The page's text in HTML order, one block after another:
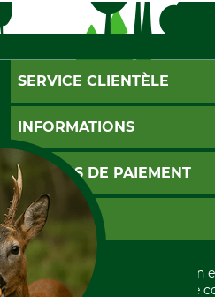
SERVICE CLIENTÈLE
Foire aux questions
Abonnement à la newsletter
Contact
Garantie / Devis
Paramètres des cookies
INFORMATIONS
CGV
Livraison
Conditions d'annulation
Formulaire de rétraction
Politique de confidentialité
Élimination et environnement
Rétractation de votre
MOYENS DE PAIEMENT
PayPal
Carte de crédit
Paiement á l'avance
GRUBE KG
Histoire
International
Tous les prix sont exprimés en
frais d'expédition et les frais de